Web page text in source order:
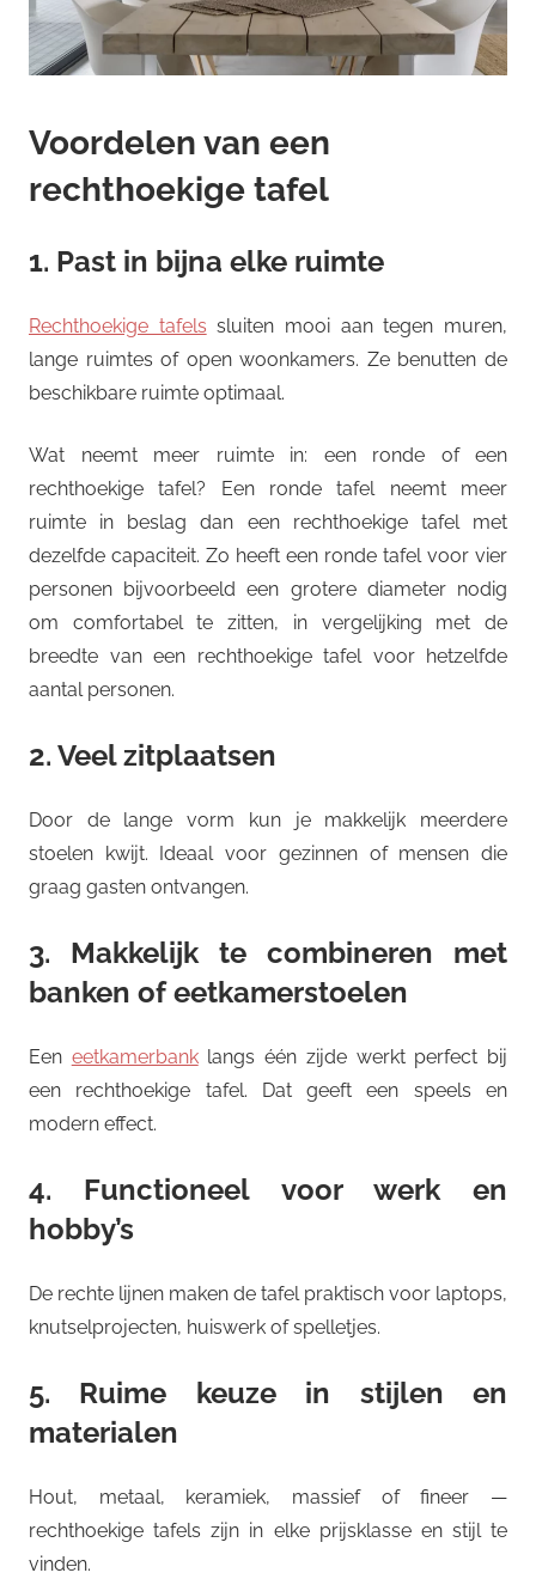
Voordelen van een
rechthoekige tafel
1. Past in bijna elke ruimte
Rechthoekige tafels sluiten mooi aan tegen muren,
lange ruimtes of open woonkamers. Ze benutten de
beschikbare ruimte optimaal.
Wat neemt meer ruimte in: een ronde of een
rechthoekige tafel? Een ronde tafel neemt meer
ruimte in beslag dan een rechthoekige tafel met
dezelfde capaciteit. Zo heeft een ronde tafel voor vier
personen bijvoorbeeld een grotere diameter nodig
om comfortabel te zitten, in vergelijking met de
breedte van een rechthoekige tafel voor hetzelfde
aantal personen.
2. Veel zitplaatsen
Door de lange vorm kun je makkelijk meerdere
stoelen kwijt. Ideaal voor gezinnen of mensen die
graag gasten ontvangen.
3. Makkelijk te combineren met
banken of eetkamerstoelen
Een eetkamerbanklangs één zijde werkt perfect bij
een rechthoekige tafel. Dat geeft een speels en
modern effect.
4. Functioneel voor werk en
hobby’s
De rechte lijnen maken de tafel praktisch voor laptops,
knutselprojecten, huiswerk of spelletjes.
5. Ruime keuze in stijlen en
materialen
Hout, metaal, keramiek, massief of fineer —
rechthoekige tafels zijn in elke prijsklasse en stijl te
vinden.